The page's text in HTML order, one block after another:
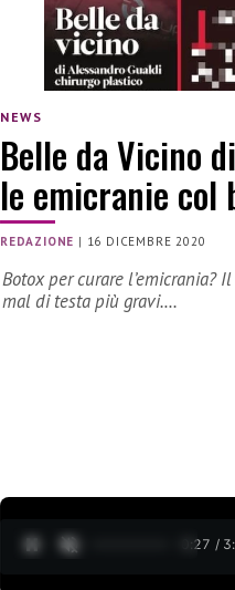
NEWS
Belle da Vicino
le emicranie col
REDAZIONE | 16 DICEMBRE 2020
Botox per curare
mal di testa più gravi.…
0:28 /